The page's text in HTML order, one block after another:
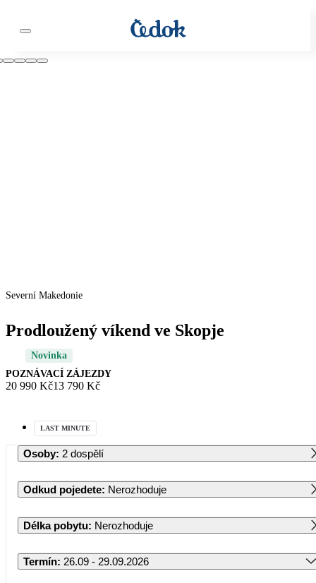
Severní Makedonie
Prodloužený víkend ve Skopje
Novinka
POZNÁVACÍ ZÁJEZDY
20 990 Kč13 790 Kč
LAST MINUTE
Osoby: 2 dospělí
Odkud pojedete: Nerozhoduje
Délka pobytu: Nerozhoduje
Termín: 26.09 - 29.09.2026